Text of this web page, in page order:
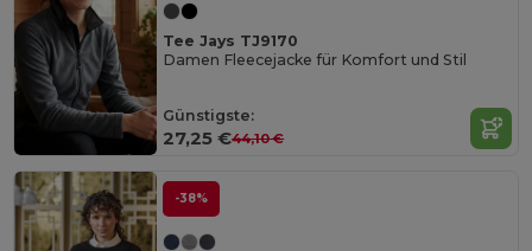
Tee Jays TJ9170
Damen Fleecejacke für Komfort und Stil
Günstigste:
27,25 €44,10 €
-38%